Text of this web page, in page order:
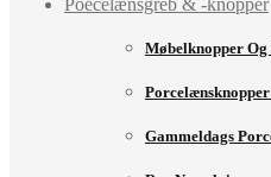
Poecelænsgreb & -knopper
Møbelknopper
Gammeldags